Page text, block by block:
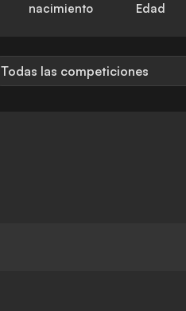
nacimiento
Edad
Todas las competiciones